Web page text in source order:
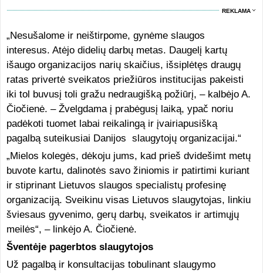
REKLAMA
„Nesušalome ir neištirpome, gynėme slaugos
interesus. Atėjo didelių darbų metas. Daugelį kartų
išaugo organizacijos narių skaičius, išsiplėtęs draugų
ratas privertė sveikatos priežiūros institucijas pakeisti
iki tol buvusį toli gražu nedraugišką požiūrį, – kalbėjo A.
Čiočienė. – Žvelgdama į prabėgusį laiką, ypač noriu
padėkoti tuomet labai reikalingą ir įvairiapusišką
pagalbą suteikusiai Danijos slaugytojų organizacijai.“
„Mielos kolegės, dėkoju jums, kad prieš dvidešimt metų
buvote kartu, dalinotės savo žiniomis ir patirtimi kuriant
ir stiprinant Lietuvos slaugos specialistų profesinę
organizaciją. Sveikinu visas Lietuvos slaugytojas, linkiu
šviesaus gyvenimo, gerų darbų, sveikatos ir artimųjų
meilės“, – linkėjo A. Čiočienė.
Šventėje pagerbtos slaugytojos
Už pagalbą ir konsultacijas tobulinant slaugymo